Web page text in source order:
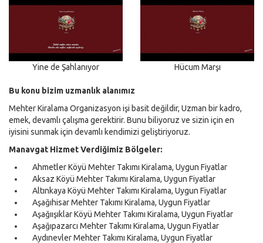
Yine de Şahlanıyor Hücum Marşı
Bu konu bizim uzmanlık alanımız
Mehter Kiralama Organizasyon işi basit değildir, Uzman bir kadro,
emek, devamlı çalışma gerektirir. Bunu biliyoruz ve sizin için en
iyisini sunmak için devamlı kendimizi geliştiriyoruz.
Manavgat Hizmet Verdiğimiz Bölgeler:
Ahmetler Köyü Mehter Takımı Kiralama, Uygun Fiyatlar
Aksaz Köyü Mehter Takımı Kiralama, Uygun Fiyatlar
Altınkaya Köyü Mehter Takımı Kiralama, Uygun Fiyatlar
Aşağıhisar Mehter Takımı Kiralama, Uygun Fiyatlar
Aşağıışıklar Köyü Mehter Takımı Kiralama, Uygun Fiyatlar
Aşağıpazarcı Mehter Takımı Kiralama, Uygun Fiyatlar
Aydınevler Mehter Takımı Kiralama, Uygun Fiyatlar